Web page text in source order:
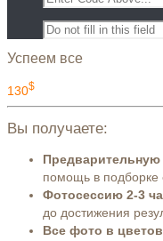
Успеем все
130$
Вы получаете:
помощь в подборке
Фотосессию 2-3
до достижения
Все фото в